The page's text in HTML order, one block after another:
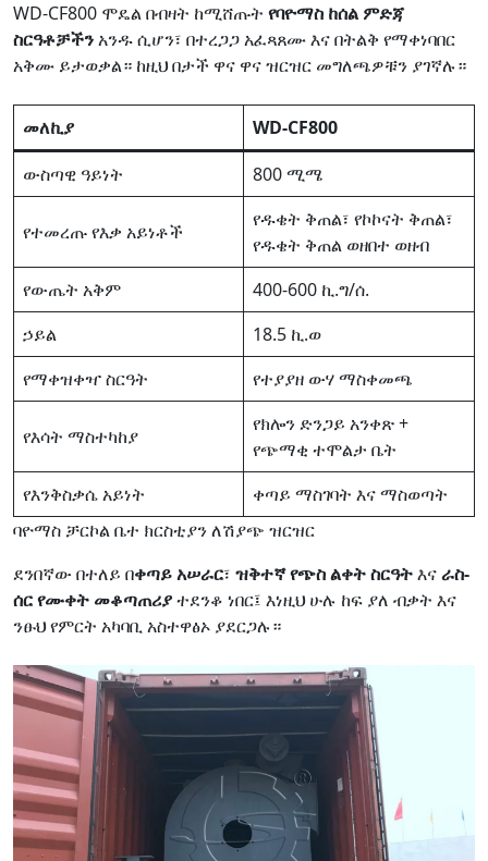
WD-CF800 ሞዴል በብዛት ከሚሸጡት የባዮማስ ከሰል ምድጃ
ስርዓቶቻችንአንዱ ሲሆን፣ በተረጋጋ አፈጻጸሙ እና በትልቅ የማቀነባበር
አቅሙ ይታወቃል። ከዚህ በታች ዋና ዋና ዝርዝር መግለጫዎቹን ያገኛሉ።
መለኪያ
WD-CF800
ውስጣዊ ዓይነት
800 ሚሜ
የተመረጡ የእቃ አይነቶች
የዱቄት ቅጠል፣ የኮኮናት ቅጠል፣
የዱቄት ቅጠል ወዘበተ ወዘብ
የውጤት አቅም
400-600 ኪ.ግ/ሰ.
ኃይል
18.5 ኪ.ወ
የማቀዝቀዣ ስርዓት
የተያያዘ ውሃ ማስቀመጫ
የእሳት ማስተካከያ
የክሎን ድንጋይ አንቀጽ +
የጭማቂ ተሞልታ ቤት
የእንቅስቃሴ አይነት
ቀጣይ ማስገባት እና ማስወጣት
ባዮማስ ቻርኮል ቤተ ክርስቲያን ለሽያጭ ዝርዝር
ደንበኛው በተለይ በቀጣይ አሠራር፣ ዝቅተኛ የጭስ ልቀት ስርዓትእናራስ-
ሰር የሙቀት መቆጣጠሪያተደንቆ ነበር፤ እነዚህ ሁሉ ከፍ ያለ ብቃት እና
ንፁህ የምርት አካባቢ አስተዋፅኦ ያደርጋሉ።